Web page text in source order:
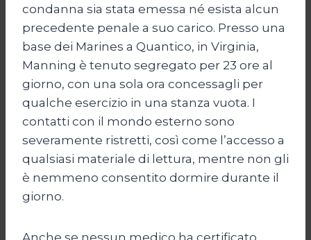
condanna sia stata emessa né esista alcun
precedente penale a suo carico. Presso una
base dei Marines a Quantico, in Virginia,
Manning è tenuto segregato per 23 ore al
giorno, con una sola ora concessagli per
qualche esercizio in una stanza vuota. I
contatti con il mondo esterno sono
severamente ristretti, così come l’accesso a
qualsiasi materiale di lettura, mentre non gli
è nemmeno consentito dormire durante il
giorno.
Anche se nessun medico ha certificato